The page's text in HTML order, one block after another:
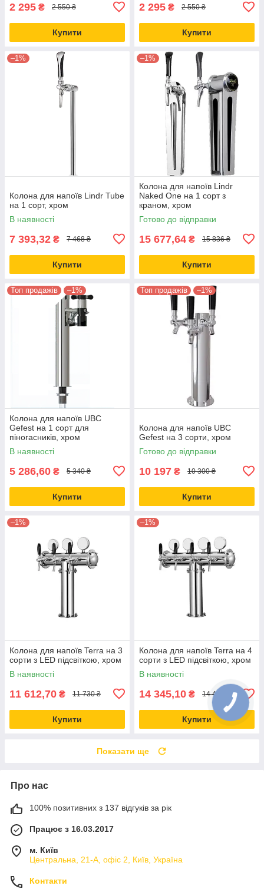
2 295 ₴ 2 550 ₴
Купити
2 295 ₴ 2 550 ₴
Купити
–1%
Колона для напоїв Lindr Tube
на 1 сорт, хром
В наявності
7 393,32 ₴ 7 468 ₴
Купити
–1%
Колона для напоїв Lindr
Naked One на 1 сорт з
краном, хром
Готово до відправки
15 677,64 ₴ 15 836 ₴
Купити
Топ продажів –1%
Колона для напоїв UBC
Gefest на 1 сорт для
піногасників, хром
В наявності
5 286,60 ₴ 5 340 ₴
Купити
Топ продажів –1%
Колона для напоїв UBC
Gefest на 3 сорти, хром
Готово до відправки
10 197 ₴ 10 300 ₴
Купити
–1%
Колона для напоїв Terra на 3
сорти з LED підсвіткою, хром
В наявності
11 612,70 ₴ 11 730 ₴
Купити
–1%
Колона для напоїв Terra на 4
сорти з LED підсвіткою, хром
В наявності
14 345,10 ₴ 14 490 ₴
Купити
Показати ще
Про нас
100% позитивних з 137 відгуків за рік
Працює з 16.03.2017
м. Київ
Центральна, 21-А, офіс 2, Київ, Україна
Контакти